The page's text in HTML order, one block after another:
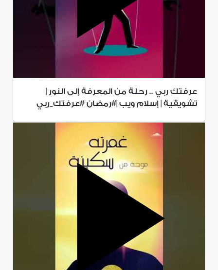
عرفتك ربي .. رحلة من المعرفة إلى النور |
تشويقية | إسلام ويب |#رمضان #عرفتك_ربي